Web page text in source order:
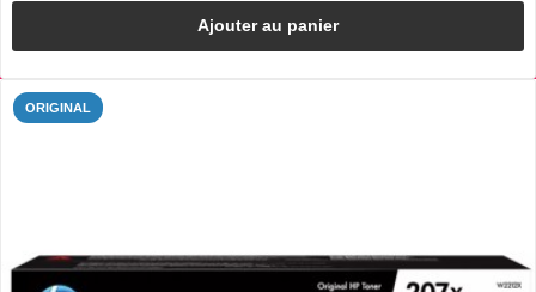
Ajouter au panier
ORIGINAL